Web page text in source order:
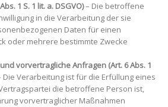
1 S. 1 lit. a. DSGVO)– Die betroffene
in die Verarbeitung der sie
Daten für einen
oder mehrere bestimmte Zwecke
vorvertragliche Anfragen (Art. 6 Abs. 1
Die Verarbeitung ist für die Erfüllung eines
die betroffene Person ist,
vorvertraglicher Maßnahmen